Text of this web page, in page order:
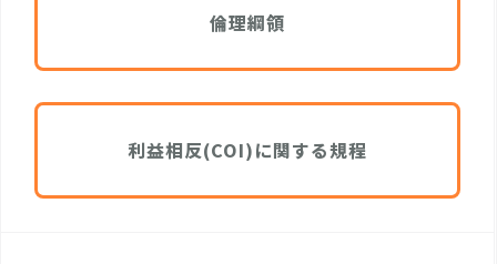
倫理綱領
利益相反(COI)に関する規程